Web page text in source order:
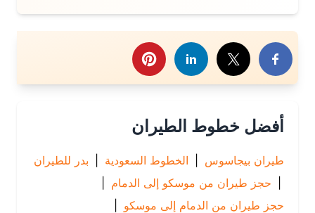
هذا الموضوع
أفضل خطوط الطيران
طيران بيجاسوس | الخطوط السعودية | بدر للطيران
حجز طيران من موسكو إلى الدمام
|
حجز طيران من الدمام إلى موسكو |